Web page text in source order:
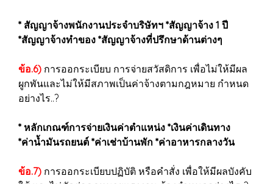
* สัญญาจ้างพนักงานประจำบริษัทฯ *สัญญาจ้าง 1 ปี
*สัญญาจ้างทำของ *สัญญาจ้างที่ปรึกษาด้านต่างๆ
ข้อ.6) การออกระเบียบ การจ่ายสวัสดิการ เพื่อไม่ให้มีผล
ผูกพันและไม่ให้มีสภาพเป็นค่าจ้างตามกฎหมาย กำหนด
อย่างไร..?
* หลักเกณฑ์การจ่ายเงินค่าตำแหน่ง *เงินค่าเดินทาง
*ค่าน้ำมันรถยนต์ *ค่าเช่าบ้านพัก *ค่าอาหารกลางวัน
ข้อ.7) การออกระเบียบปฏิบัติ หรือคำสั่ง เพื่อให้มีผลบังคับ